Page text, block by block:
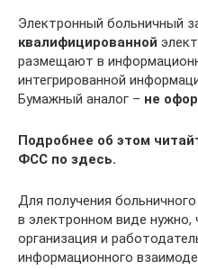
Электронный больничный
квалифицированной
размещают в
интегрированной
Бумажный аналог – не
Подробнее об этом
ФСС по здесь.
Для получения
в электронном виде
организация и
информационного